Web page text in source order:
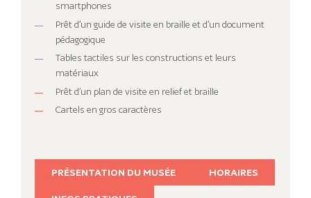
smartphones
Prêt d’un guide de visite en braille et d’un document
pédagogique
Tables tactiles sur les constructions et leurs
matériaux
Prêt d’un plan de visite en relief et braille
Cartels en gros caractères
PRÉSENTATION DU MUSÉE
HORAIRES